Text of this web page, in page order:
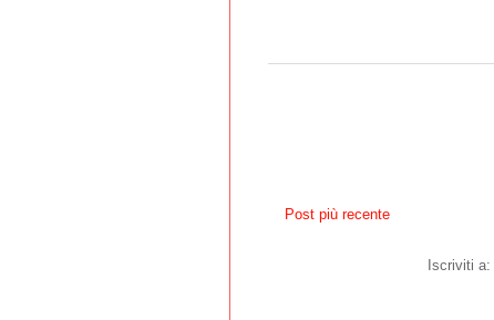
Post più recente
Iscriviti a: